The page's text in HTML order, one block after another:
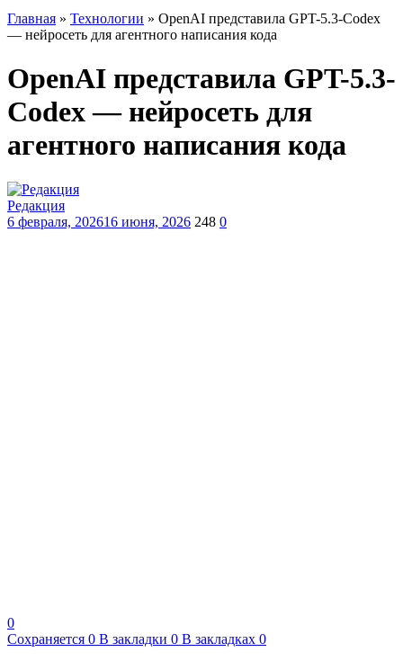
Главная » Технологии » OpenAI представила GPT-5.3-Codex
— нейросеть для агентного написания кода
OpenAI представила GPT-5.3-
Codex — нейросеть для
агентного написания кода
Редакция
6 февраля, 202616 июня, 2026 248 0
0
Сохраняется 0 В закладки 0 В закладках 0